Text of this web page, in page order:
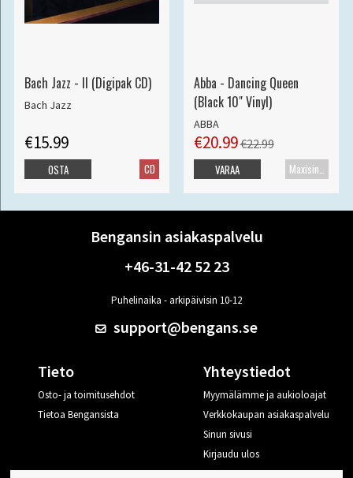
Bach Jazz - II (Digipak CD)
Bach Jazz
€15.99
CD
OSTA
Abba - Dancing Queen
(Black 10" Vinyl)
ABBA
€20.99€22.99
Maxisingle
VARAA
Bengansin asiakaspalvelu
+46-31-42 52 23
Puhelinaika - arkipäivisin 10-12
support@bengans.se
Tieto
Osto- ja toimitusehdot
Tietoa Bengansista
Yhteystiedot
Myymälämme ja aukioloajat
Verkkokaupan asiakaspalvelu
Sinun sivusi
Kirjaudu ulos